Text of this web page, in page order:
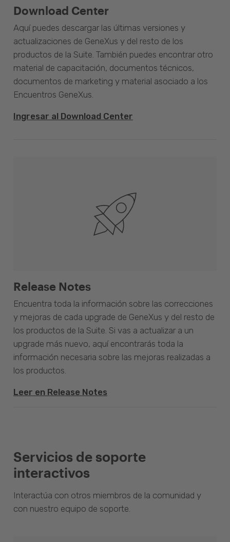
Download Center
Aquí puedes descargar las últimas versiones y
actualizaciones de GeneXus y del resto de los
productos de la Suite. También puedes encontrar otro
material de capacitación, documentos técnicos,
documentos de marketing y material asociado a los
Encuentros GeneXus.
Ingresar al Download Center
Release Notes
Encuentra toda la información sobre las correcciones
y mejoras de cada upgrade de GeneXus y del resto de
los productos de la Suite. Si vas a actualizar a un
upgrade más nuevo, aquí encontrarás toda la
información necesaria sobre las mejoras realizadas a
los productos.
Leer en Release Notes
Servicios de soporte
interactivos
Interactúa con otros miembros de la comunidad y
con nuestro equipo de soporte.